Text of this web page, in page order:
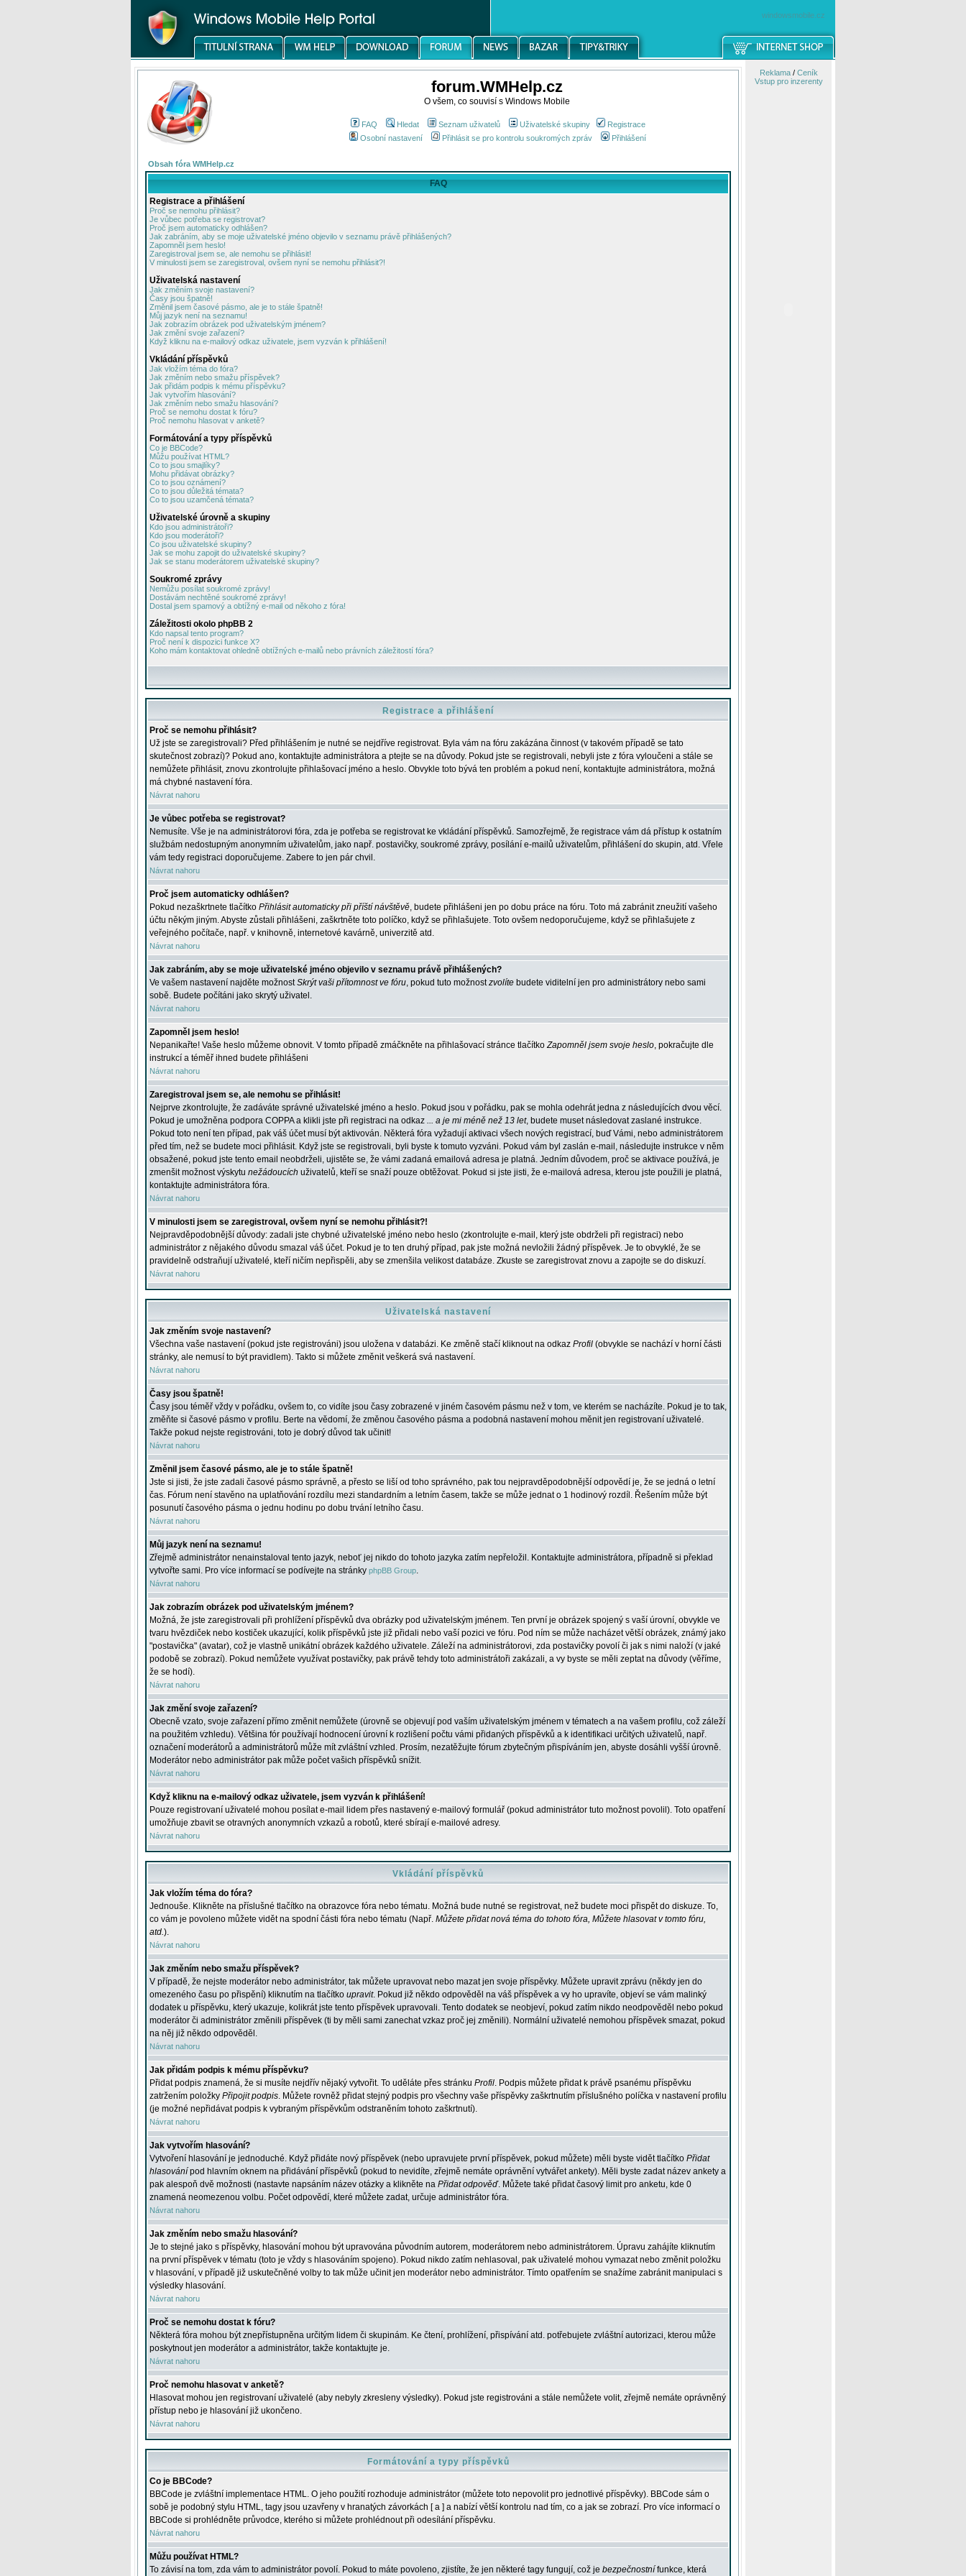
windowsmobile.cz
forum.WMHelp.cz
O všem, co souvisí s Windows Mobile
FAQ Hledat Seznam uživatelů Uživatelské skupiny
Registrace
Osobní nastavení
Přihlásit se pro kontrolu soukromých zpráv Přihlášení
Obsah fóra WMHelp.cz
FAQ
Registrace a přihlášení
Proč se nemohu přihlásit?
Je vůbec potřeba se registrovat?
Proč jsem automaticky odhlášen?
Jak zabráním, aby se moje uživatelské jméno objevilo v seznamu právě přihlášených?
Zapomněl jsem heslo!
Zaregistroval jsem se, ale nemohu se přihlásit!
V minulosti jsem se zaregistroval, ovšem nyní se nemohu přihlásit?!
Uživatelská nastavení
Jak změním svoje nastavení?
Časy jsou špatně!
Změnil jsem časové pásmo, ale je to stále špatně!
Můj jazyk není na seznamu!
Jak zobrazím obrázek pod uživatelským jménem?
Jak změní svoje zařazení?
Když kliknu na e-mailový odkaz uživatele, jsem vyzván k přihlášení!
Vkládání příspěvků
Jak vložím téma do fóra?
Jak změním nebo smažu příspěvek?
Jak přidám podpis k mému příspěvku?
Jak vytvořím hlasování?
Jak změním nebo smažu hlasování?
Proč se nemohu dostat k fóru?
Proč nemohu hlasovat v anketě?
Formátování a typy příspěvků
Co je BBCode?
Můžu používat HTML?
Co to jsou smajlíky?
Mohu přidávat obrázky?
Co to jsou oznámení?
Co to jsou důležitá témata?
Co to jsou uzamčená témata?
Uživatelské úrovně a skupiny
Kdo jsou administrátoři?
Kdo jsou moderátoři?
Co jsou uživatelské skupiny?
Jak se mohu zapojit do uživatelské skupiny?
Jak se stanu moderátorem uživatelské skupiny?
Soukromé zprávy
Nemůžu posílat soukromé zprávy!
Dostávám nechtěné soukromé zprávy!
Dostal jsem spamový a obtížný e-mail od někoho z fóra!
Záležitosti okolo phpBB 2
Kdo napsal tento program?
Proč není k dispozici funkce X?
Koho mám kontaktovat ohledně obtížných e-mailů nebo právních záležitostí fóra?
Registrace a přihlášení
Proč se nemohu přihlásit?
Už jste se zaregistrovali? Před přihlášením je nutné se nejdříve registrovat. Byla vám na fóru zakázána činnost (v takovém případě se tato
skutečnost zobrazí)? Pokud ano, kontaktujte administrátora a ptejte se na důvody. Pokud jste se registrovali, nebyli jste z fóra vyloučeni a stále se
nemůžete přihlásit, znovu zkontrolujte přihlašovací jméno a heslo. Obvykle toto bývá ten problém a pokud není, kontaktujte administrátora, možná
má chybné nastavení fóra.
Návrat nahoru
Je vůbec potřeba se registrovat?
Nemusíte. Vše je na administrátorovi fóra, zda je potřeba se registrovat ke vkládání příspěvků. Samozřejmě, že registrace vám dá přístup k ostatním
službám nedostupným anonymním uživatelům, jako např. postavičky, soukromé zprávy, posílání e-mailů uživatelům, přihlášení do skupin, atd. Vřele
vám tedy registraci doporučujeme. Zabere to jen pár chvil.
Návrat nahoru
Proč jsem automaticky odhlášen?
Pokud nezaškrtnete tlačítko Přihlásit automaticky při příští návštěvě, budete přihlášeni jen po dobu práce na fóru. Toto má zabránit zneužití vašeho
účtu někým jiným. Abyste zůstali přihlášeni, zaškrtněte toto políčko, když se přihlašujete. Toto ovšem nedoporučujeme, když se přihlašujete z
veřejného počítače, např. v knihovně, internetové kavárně, univerzitě atd.
Návrat nahoru
Jak zabráním, aby se moje uživatelské jméno objevilo v seznamu právě přihlášených?
Ve vašem nastavení najděte možnostSkrýt vaši přítomnost ve fóru, pokud tuto možnostzvolíte budete viditelní jen pro administrátory nebo sami
sobě. Budete počítáni jako skrytý uživatel.
Návrat nahoru
Zapomněl jsem heslo!
Nepanikařte! Vaše heslo můžeme obnovit. V tomto případě zmáčkněte na přihlašovací stránce tlačítkoZapomněl jsem svoje heslo, pokračujte dle
instrukcí a téměř ihned budete přihlášeni
Návrat nahoru
Zaregistroval jsem se, ale nemohu se přihlásit!
Nejprve zkontrolujte, že zadáváte správné uživatelské jméno a heslo. Pokud jsou v pořádku, pak se mohla odehrát jedna z následujících dvou věcí.
Pokud je umožněna podpora COPPA a klikli jste při registraci na odkaz ... a je mi méně než 13 let, budete muset následovat zaslané instrukce.
Pokud toto není ten případ, pak váš účet musí být aktivován. Některá fóra vyžadují aktivaci všech nových registrací, buď Vámi, nebo administrátorem
před tím, než se budete moci přihlásit. Když jste se registrovali, byli byste k tomuto vyzváni. Pokud vám byl zaslán e-mail, následujte instrukce v něm
obsažené, pokud jste tento email neobdrželi, ujistěte se, že vámi zadaná emailová adresa je platná. Jedním důvodem, proč se aktivace používá, je
zmenšit možnost výskytu nežádoucích uživatelů, kteří se snaží pouze obtěžovat. Pokud si jste jisti, že e-mailová adresa, kterou jste použili je platná,
kontaktujte administrátora fóra.
Návrat nahoru
V minulosti jsem se zaregistroval, ovšem nyní se nemohu přihlásit?!
Nejpravděpodobnější důvody: zadali jste chybné uživatelské jméno nebo heslo (zkontrolujte e-mail, který jste obdrželi při registraci) nebo
administrátor z nějakého důvodu smazal váš účet. Pokud je to ten druhý případ, pak jste možná nevložili žádný příspěvek. Je to obvyklé, že se
pravidelně odstraňují uživatelé, kteří ničím nepřispěli, aby se zmenšila velikost databáze. Zkuste se zaregistrovat znovu a zapojte se do diskuzí.
Návrat nahoru
Uživatelská nastavení
Jak změním svoje nastavení?
Všechna vaše nastavení (pokud jste registrováni) jsou uložena v databázi. Ke změně stačí kliknout na odkaz Profil (obvykle se nachází v horní části
stránky, ale nemusí to být pravidlem). Takto si můžete změnit veškerá svá nastavení.
Návrat nahoru
Časy jsou špatně!
Časy jsou téměř vždy v pořádku, ovšem to, co vidíte jsou časy zobrazené v jiném časovém pásmu než v tom, ve kterém se nacházíte. Pokud je to tak,
změňte si časové pásmo v profilu. Berte na vědomí, že změnou časového pásma a podobná nastavení mohou měnit jen registrovaní uživatelé.
Takže pokud nejste registrováni, toto je dobrý důvod tak učinit!
Návrat nahoru
Změnil jsem časové pásmo, ale je to stále špatně!
Jste si jisti, že jste zadali časové pásmo správně, a přesto se liší od toho správného, pak tou nejpravděpodobnější odpovědí je, že se jedná o letní
čas. Fórum není stavěno na uplatňování rozdílu mezi standardním a letním časem, takže se může jednat o 1 hodinový rozdíl. Řešením může být
posunutí časového pásma o jednu hodinu po dobu trvání letního času.
Návrat nahoru
Můj jazyk není na seznamu!
Zřejmě administrátor nenainstaloval tento jazyk, neboť jej nikdo do tohoto jazyka zatím nepřeložil. Kontaktujte administrátora, případně si překlad
vytvořte sami. Pro více informací se podívejte na stránky phpBB Group.
Návrat nahoru
Jak zobrazím obrázek pod uživatelským jménem?
Možná, že jste zaregistrovali při prohlížení příspěvků dva obrázky pod uživatelským jménem. Ten první je obrázek spojený s vaší úrovní, obvykle ve
tvaru hvězdiček nebo kostiček ukazující, kolik příspěvků jste již přidali nebo vaší pozici ve fóru. Pod ním se může nacházet větší obrázek, známý jako
"postavička" (avatar), což je vlastně unikátní obrázek každého uživatele. Záleží na administrátorovi, zda postavičky povolí či jak s nimi naloží (v jaké
podobě se zobrazí). Pokud nemůžete využívat postavičky, pak právě tehdy toto administrátoři zakázali, a vy byste se měli zeptat na důvody (věříme,
že se hodí).
Návrat nahoru
Jak změní svoje zařazení?
Obecně vzato, svoje zařazení přímo změnit nemůžete (úrovně se objevují pod vaším uživatelským jménem v tématech a na vašem profilu, což záleží
na použitém vzhledu). Většina fór používají hodnocení úrovní k rozlišení počtu vámi přidaných příspěvků a k identifikaci určitých uživatelů, např.
označení moderátorů a administrátorů může mít zvláštní vzhled. Prosím, nezatěžujte fórum zbytečným přispíváním jen, abyste dosáhli vyšší úrovně.
Moderátor nebo administrátor pak může počet vašich příspěvků snížit.
Návrat nahoru
Když kliknu na e-mailový odkaz uživatele, jsem vyzván k přihlášení!
Pouze registrovaní uživatelé mohou posílat e-mail lidem přes nastavený e-mailový formulář (pokud administrátor tuto možnost povolil). Toto opatření
umožňuje zbavit se otravných anonymních vzkazů a robotů, které sbírají e-mailové adresy.
Návrat nahoru
Vkládání příspěvků
Jak vložím téma do fóra?
Jednouše. Klikněte na příslušné tlačítko na obrazovce fóra nebo tématu. Možná bude nutné se registrovat, než budete moci přispět do diskuze. To,
co vám je povoleno můžete vidět na spodní části fóra nebo tématu (Např. Můžete přidat nová téma do tohoto fóra, Můžete hlasovat v tomto fóru,
atd.).
Návrat nahoru
Jak změním nebo smažu příspěvek?
V případě, že nejste moderátor nebo administrátor, tak můžete upravovat nebo mazat jen svoje příspěvky. Můžete upravit zprávu (někdy jen do
omezeného času po přispění) kliknutím na tlačítko upravit. Pokud již někdo odpověděl na váš příspěvek a vy ho upravíte, objeví se vám malinký
dodatek u příspěvku, který ukazuje, kolikrát jste tento příspěvek upravovali. Tento dodatek se neobjeví, pokud zatím nikdo neodpověděl nebo pokud
moderátor či administrátor změnili příspěvek (ti by měli sami zanechat vzkaz proč jej změnili). Normální uživatelé nemohou příspěvek smazat, pokud
na něj již někdo odpověděl.
Návrat nahoru
Jak přidám podpis k mému příspěvku?
Přidat podpis znamená, že si musíte nejdřív nějaký vytvořit. To uděláte přes stránku Profil. Podpis můžete přidat k právě psanému příspěvku
zatržením položky Připojit podpis. Můžete rovněž přidat stejný podpis pro všechny vaše příspěvky zaškrtnutím příslušného políčka v nastavení profilu
(je možné nepřidávat podpis k vybraným příspěvkům odstraněním tohoto zaškrtnutí).
Návrat nahoru
Jak vytvořím hlasování?
Vytvoření hlasování je jednoduché. Když přidáte nový příspěvek (nebo upravujete první příspěvek, pokud můžete) měli byste vidět tlačítko Přidat
hlasování pod hlavním oknem na přidávání příspěvků (pokud to nevidíte, zřejmě nemáte oprávnění vytvářet ankety). Měli byste zadat název ankety a
pak alespoň dvě možnosti (nastavte napsáním název otázky a klikněte na Přidat odpověď. Můžete také přidat časový limit pro anketu, kde 0
znamená neomezenou volbu. Počet odpovědí, které můžete zadat, určuje administrátor fóra.
Návrat nahoru
Jak změním nebo smažu hlasování?
Je to stejné jako s příspěvky, hlasování mohou být upravována původním autorem, moderátorem nebo administrátorem. Úpravu zahájíte kliknutím
na první příspěvek v tématu (toto je vždy s hlasováním spojeno). Pokud nikdo zatím nehlasoval, pak uživatelé mohou vymazat nebo změnit položku
v hlasování, v případě již uskutečněné volby to tak může učinit jen moderátor nebo administrátor. Tímto opatřením se snažíme zabránit manipulaci s
výsledky hlasování.
Návrat nahoru
Proč se nemohu dostat k fóru?
Některá fóra mohou být znepřístupněna určitým lidem či skupinám. Ke čtení, prohlížení, přispívání atd. potřebujete zvláštní autorizaci, kterou může
poskytnout jen moderátor a administrátor, takže kontaktujte je.
Návrat nahoru
Proč nemohu hlasovat v anketě?
Hlasovat mohou jen registrovaní uživatelé (aby nebyly zkresleny výsledky). Pokud jste registrováni a stále nemůžete volit, zřejmě nemáte oprávněný
přístup nebo je hlasování již ukončeno.
Návrat nahoru
Formátování a typy příspěvků
Co je BBCode?
BBCode je zvláštní implementace HTML. O jeho použití rozhoduje administrátor (můžete toto nepovolit pro jednotlivé příspěvky). BBCode sám o
sobě je podobný stylu HTML, tagy jsou uzavřeny v hranatých závorkách [ a ] a nabízí větší kontrolu nad tím, co a jak se zobrazí. Pro více informací o
BBCode si prohlédněte průvodce, kterého si můžete prohlédnout při odesílání příspěvku.
Návrat nahoru
Můžu používat HTML?
To závisí na tom, zda vám to administrátor povolí. Pokud to máte povoleno, zjistíte, že jen některé tagy fungují, což je bezpečnostní funkce, která
Reklama/ Ceník
Vstup pro inzerenty